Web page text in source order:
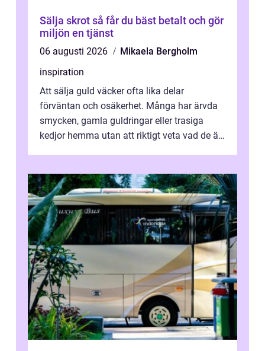
Sälja skrot så får du bäst betalt och gör
miljön en tjänst
06 augusti 2026
Mikaela Bergholm
inspiration
Att sälja guld väcker ofta lika delar
förväntan och osäkerhet. Många har ärvda
smycken, gamla guldringar eller trasiga
kedjor hemma utan att riktigt veta vad de är